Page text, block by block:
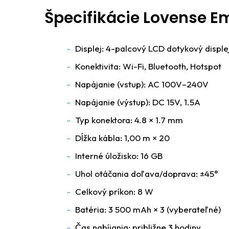
Špecifikácie Lovense
Displej: 4-palcový LCD dotykový
Konektivita: Wi-Fi, Bluetooth, Hotspot
Napájanie (vstup): AC 100V–240V
Napájanie (výstup): DC 15V, 1.5A
Typ konektora: 4.8 × 1.7 mm
Dĺžka kábla: 1,00 m × 20
Interné úložisko: 16 GB
Uhol otáčania doľava/doprava: ±45°
Celkový príkon: 8 W
Batéria: 3 500 mAh × 3 (vyberateľné)